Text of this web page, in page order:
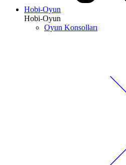
Hobi-Oyun
Hobi-Oyun
Oyun Konsolları